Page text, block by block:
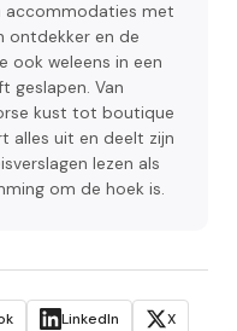
accommodaties met
ontdekker en de
ook weleens in een
geslapen. Van
kust tot boutique
alles uit en deelt zijn
lezen als
om de hoek is.
LinkedIn
X